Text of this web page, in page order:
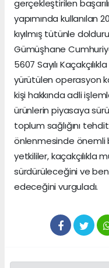
gerçekleştirilen
yapımında kullanılan
kıyılmış tütünle
Gümüşhane
5607 Sayılı
yürütülen operasyon
kişi hakkında adli
ürünlerin piyasaya
toplum sağlığını
önlenmesinde önemli
yetkililer, kaçakçılıkla
sürdürüleceğini ve
edeceğini vurguladı.